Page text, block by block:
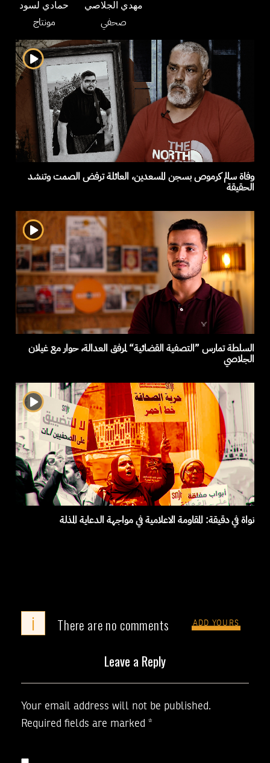
حمادي لسود
مونتاج
مهدي الجلاصي
صحفي
وفاة سالم كرموص بسجن المسعدين، العائلة ترفض الصمت وتنشد
الحقيقة
السلطة تمارس ”التصفية القضائية“ لمرفق العدالة، حوار مع غيلان
الجلاصي
نواة في دقيقة: المقاومة الاعلامية في مواجهة الدعاية المذلة
i There are no comments ADD YOURS
Leave a Reply
Your email address will not be published.
Required fields are marked *